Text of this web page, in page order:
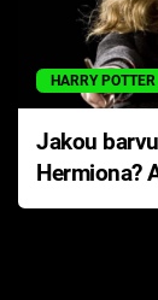
HARRY POTTER
Jakou
Hermiona?
Pottera